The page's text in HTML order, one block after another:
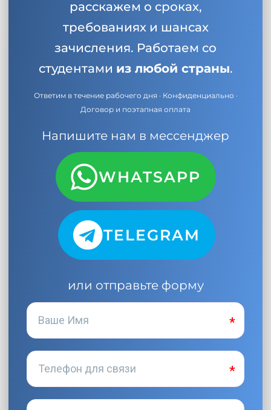
расскажем о сроках,
требованиях и шансах
зачисления. Работаем со
студентами из любой страны.
Ответим в течение рабочего дня · Конфиденциально ·
Договор и поэтапная оплата
Напишите нам в мессенджер
WHATSAPP
TELEGRAM
или отправьте форму